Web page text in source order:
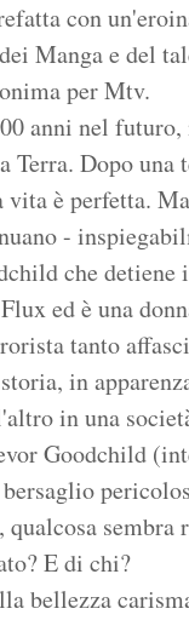
con
Manga e del
per Mtv.
anni nel
Terra. Dopo
vita è perfetta.
-
che detiene
ed è una
tanto
in
in una
Goodchild
sembra
E di chi?
bellezza